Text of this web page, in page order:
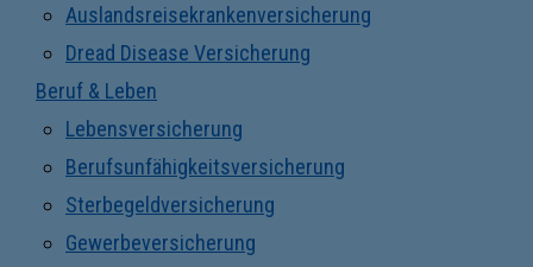
Auslandsreisekrankenversicherung
Dread Disease Versicherung
Beruf & Leben
Lebensversicherung
Berufsunfähigkeitsversicherung
Sterbegeldversicherung
Gewerbeversicherung